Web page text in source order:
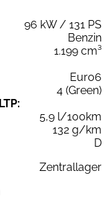
96 kW / 131 PS
Benzin
1.199 cm³
Euro6
4 (Green)
5,9 l/100km
132 g/km
D
Zentrallager